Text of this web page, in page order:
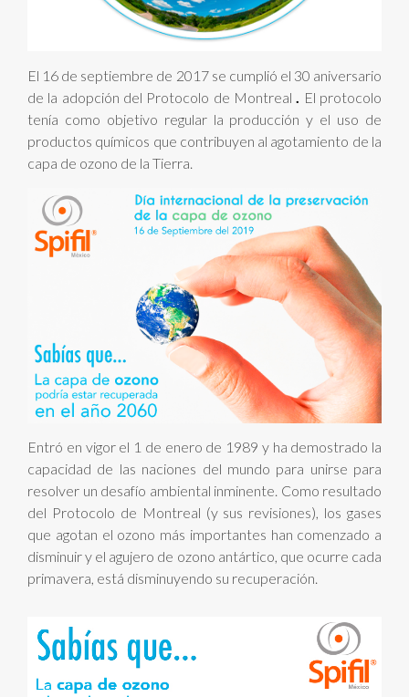
El 16 de septiembre de 2017 se cumplió el 30 aniversario
de la adopción del Protocolo de Montreal. El protocolo
tenía como objetivo regular la producción y el uso de
productos químicos que contribuyen al agotamiento de la
capa de ozono de la Tierra.
Entró en vigor el 1 de enero de 1989 y ha demostrado la
capacidad de las naciones del mundo para unirse para
resolver un desafío ambiental inminente. Como resultado
del Protocolo de Montreal (y sus revisiones), los gases
que agotan el ozono más importantes han comenzado a
disminuir y el agujero de ozono antártico, que ocurre cada
primavera, está disminuyendo su recuperación.